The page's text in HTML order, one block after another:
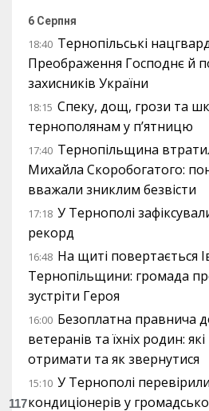
6 Серпня
18:40 Тернопільські
Преображення Господнє й
захисників України
18:15 Спеку, дощ, грози та
тернополянам у п’ятницю
17:40 Тернопільщина
Михайла Скоробогатого:
вважали зниклим безвісти
17:18 У Тернополі
рекорд
16:48 На щиті повертається
Тернопільщини: громада
зустріти Героя
16:00 Безоплатна правнича
ветеранів та їхніх родин:
отримати та як звернутися
15:10 У Тернополі
кондиціонерів у
117